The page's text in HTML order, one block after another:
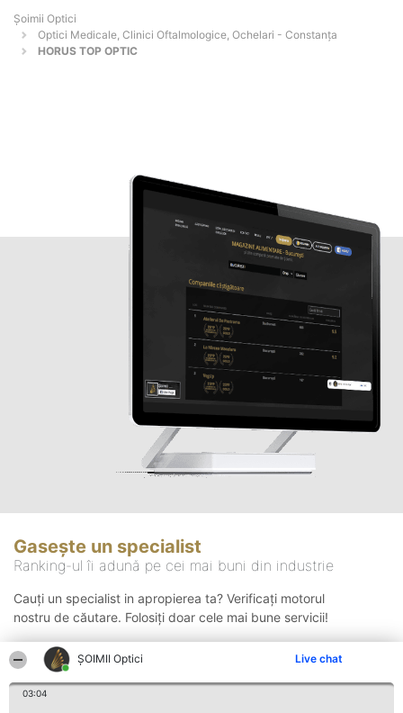
ȘOIMII Optici Live chat
03:04
Șoimii Optici
Optici Medicale, Clinici Oftalmologice, Ochelari - Constanţa
HORUS TOP OPTIC
Gasește un specialist
Ranking-ul îi adună pe cei mai buni din industrie
Cauți un specialist in apropierea ta? Verificați motorul
nostru de căutare. Folosiți doar cele mai bune servicii!